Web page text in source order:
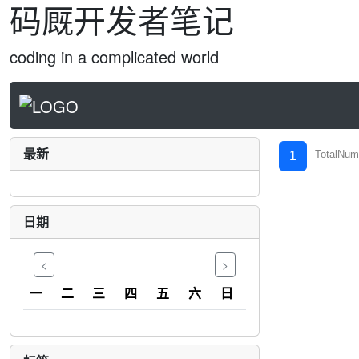
码厩开发者笔记
coding in a complicated world
最新
日期
< >
一 二 三 四 五 六 日
1